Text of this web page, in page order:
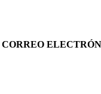
CORREO